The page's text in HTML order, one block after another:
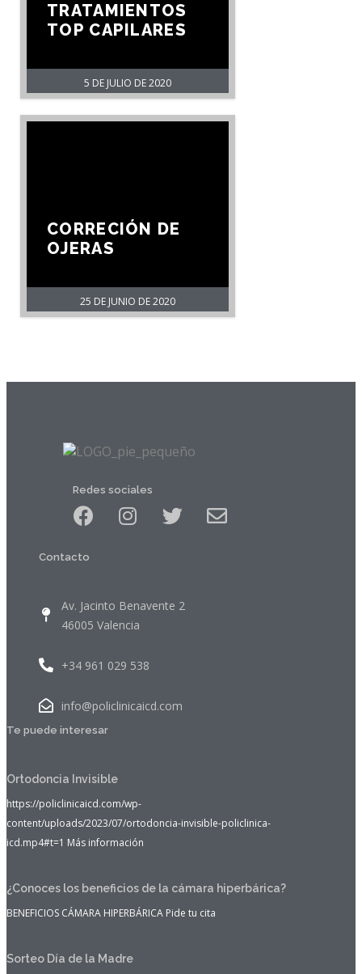
5 DE JULIO DE 2020
TRATAMIENTOS
TOP CAPILARES
25 DE JUNIO DE 2020
CORRECIÓN DE
OJERAS
Redes sociales
Contacto
Av. Jacinto Benavente 2
46005 Valencia
+34 961 029 538
info@policlinicaicd.com
Te puede interesar
Ortodoncia Invisible
https://policlinicaicd.com/wp-
content/uploads/2023/07/ortodoncia-invisible-policlinica-
icd.mp4#t=1 Más información
¿Conoces los beneficios de la cámara hiperbárica?
BENEFICIOS CÁMARA HIPERBÁRICA Pide tu cita
Sorteo Día de la Madre